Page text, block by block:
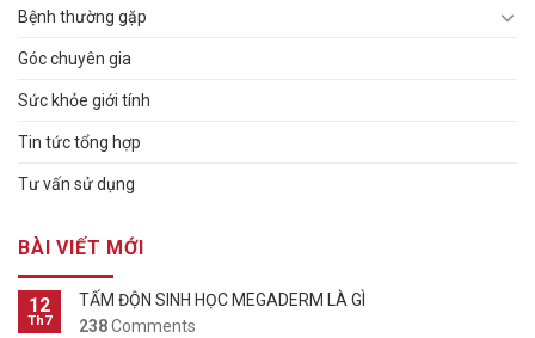
Bệnh thường gặp
Góc chuyên gia
Sức khỏe giới tính
Tin tức tổng hợp
Tư vấn sử dụng
BÀI VIẾT MỚI
12
Th7
TẤM ĐỘN SINH HỌC MEGADERM LÀ GÌ
238Comments